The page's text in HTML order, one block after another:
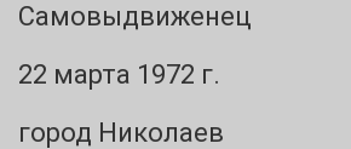
Самовыдвиженец
22 марта 1972 г.
город Николаев